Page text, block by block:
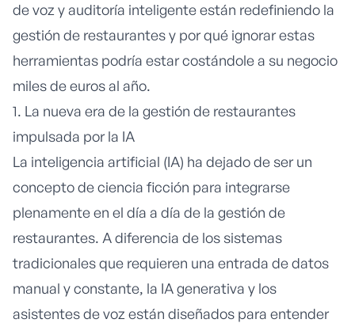
de voz y auditoría inteligente están redefiniendo la
gestión de restaurantes y por qué ignorar estas
herramientas podría estar costándole a su negocio
miles de euros al año.
1. La nueva era de la gestión de restaurantes
impulsada por la IA
La inteligencia artificial (IA) ha dejado de ser un
concepto de ciencia ficción para integrarse
plenamente en el día a día de la gestión de
restaurantes. A diferencia de los sistemas
tradicionales que requieren una entrada de datos
manual y constante, la IA generativa y los
asistentes de voz están diseñados para entender